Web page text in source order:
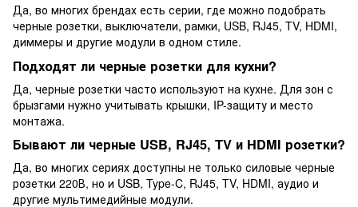
Да, во многих брендах есть серии, где можно подобрать
черные розетки, выключатели, рамки, USB, RJ45, TV, HDMI,
диммеры и другие модули в одном стиле.
Подходят ли черные розетки для кухни?
Да, черные розетки часто используют на кухне. Для зон с
брызгами нужно учитывать крышки, IP-защиту и место
монтажа.
Бывают ли черные USB, RJ45, TV и HDMI розетки?
Да, во многих сериях доступны не только силовые черные
розетки 220В, но и USB, Type-C, RJ45, TV, HDMI, аудио и
другие мультимедийные модули.